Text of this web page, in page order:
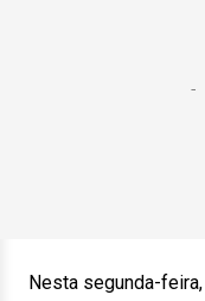
Nesta segunda-